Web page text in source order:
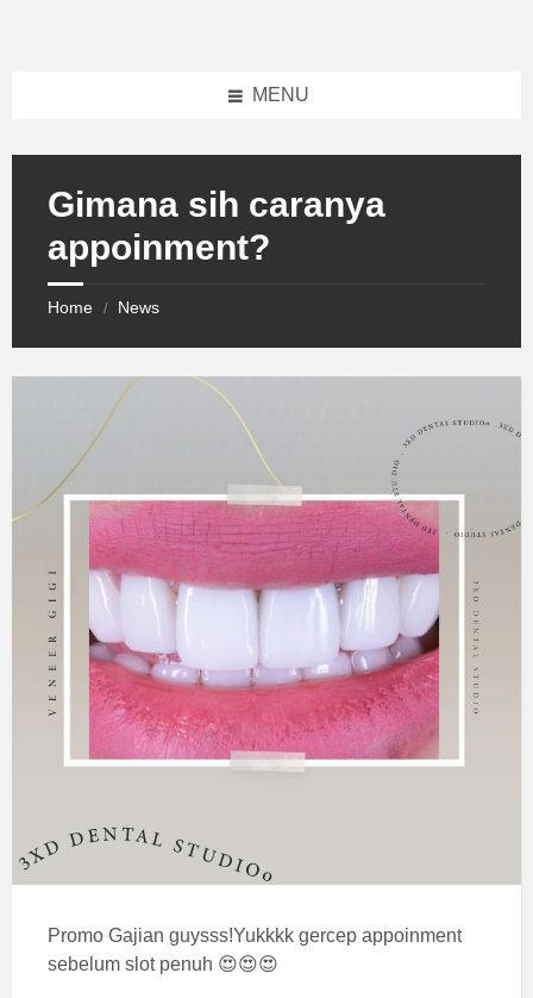
MENU
Gimana sih caranya
appoinment?
Home / News
Promo Gajian guysss!Yukkkk gercep appoinment
sebelum slot penuh 😍😍😍⁠